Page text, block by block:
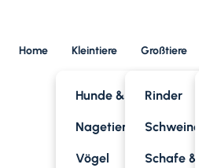
Home
Hunde & Katzen
Nagetiere
Vögel
Kleintiere
Rinder
Schweine
Schafe
Großtiere